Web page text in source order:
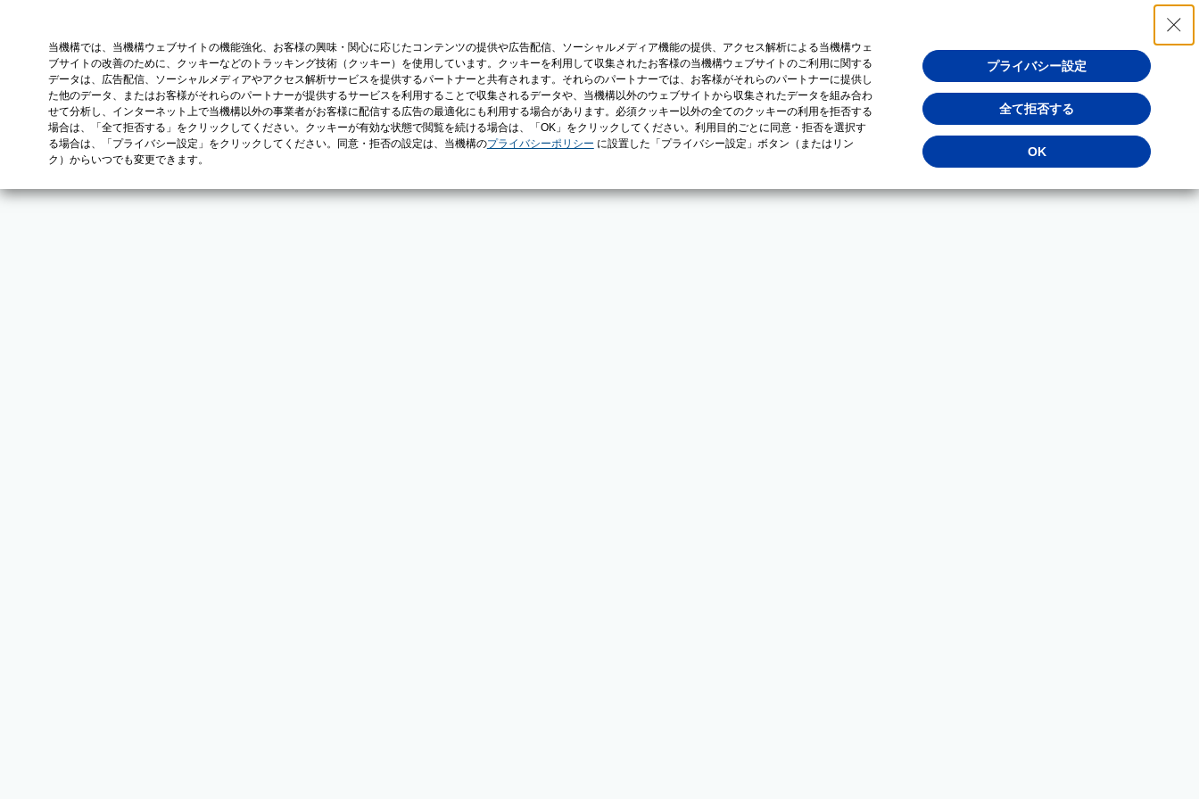
当機構では、当機構ウェブサイトの機能強化、お客様の興味・関心に応じたコンテンツの提供や広告配信、ソーシャルメディア機能の提供、アクセス解析による当機構ウェ
ブサイトの改善のために、クッキーなどのトラッキング技術（クッキー）を使用しています。クッキーを利用して収集されたお客様の当機構ウェブサイトのご利用に関する
データは、広告配信、ソーシャルメディアやアクセス解析サービスを提供するパートナーと共有されます。それらのパートナーでは、お客様がそれらのパートナーに提供し
た他のデータ、またはお客様がそれらのパートナーが提供するサービスを利用することで収集されるデータや、当機構以外のウェブサイトから収集されたデータを組み合わ
せて分析し、インターネット上で当機構以外の事業者がお客様に配信する広告の最適化にも利用する場合があります。必須クッキー以外の全てのクッキーの利用を拒否する
場合は、「全て拒否する」をクリックしてください。クッキーが有効な状態で閲覧を続ける場合は、「OK」をクリックしてください。利用目的ごとに同意・拒否を選択す
る場合は、「プライバシー設定」をクリックしてください。同意・拒否の設定は、当機構のプライバシーポリシー に設置した「プライバシー設定」ボタン（またはリン
ク）からいつでも変更できます。
プライバシー設定
全て拒否する
OK